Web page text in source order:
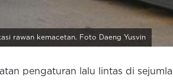
rawan kemacetan. Foto Daeng Yusvin
pengaturan lalu lintas di